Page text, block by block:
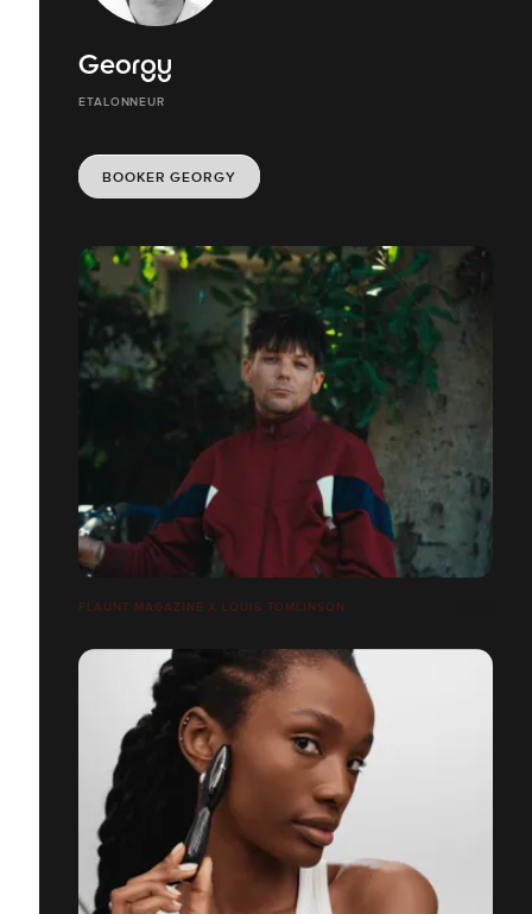
Georgy
ETALONNEUR
BOOKER GEORGY
FLAUNT MAGAZINE X LOUIS TOMLINSON